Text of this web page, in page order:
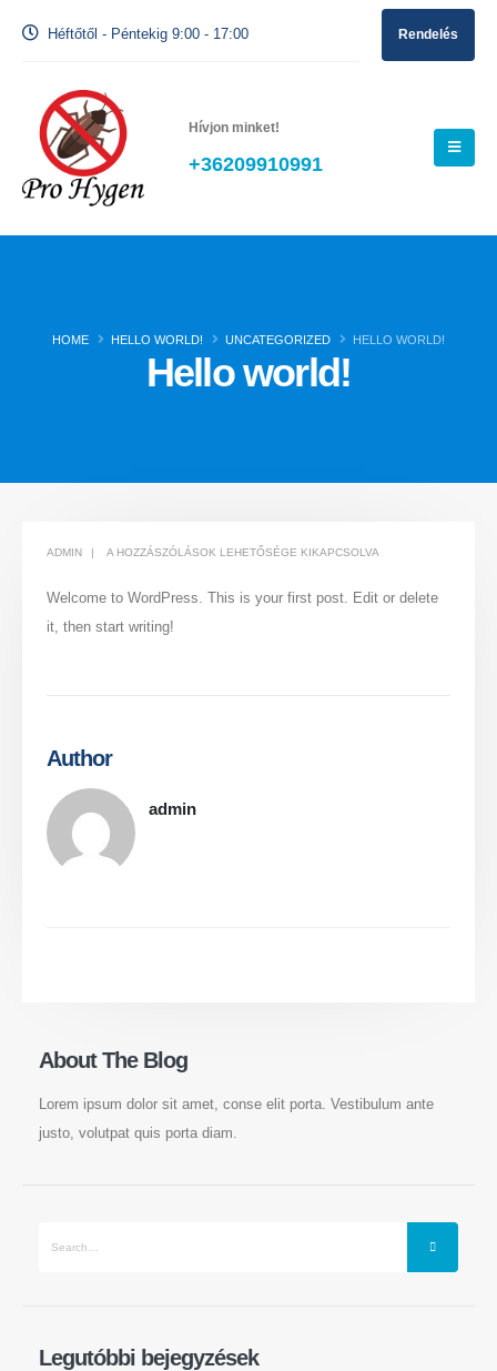
Héftőtől - Péntekig 9:00 - 17:00 Rendelés
Hívjon minket!
+36209910991
HOME HELLO WORLD! UNCATEGORIZED HELLO WORLD!
Hello world!
ADMIN HELLO
A HOZZÁSZÓLÁSOK LEHETŐSÉGE KIKAPCSOLVA
Welcome to WordPress. This is your first post. Edit or delete
it, then start writing!
Author
admin
About The Blog
Lorem ipsum dolor sit amet, conse elit porta. Vestibulum ante
justo, volutpat quis porta diam.
Legutóbbi bejegyzések